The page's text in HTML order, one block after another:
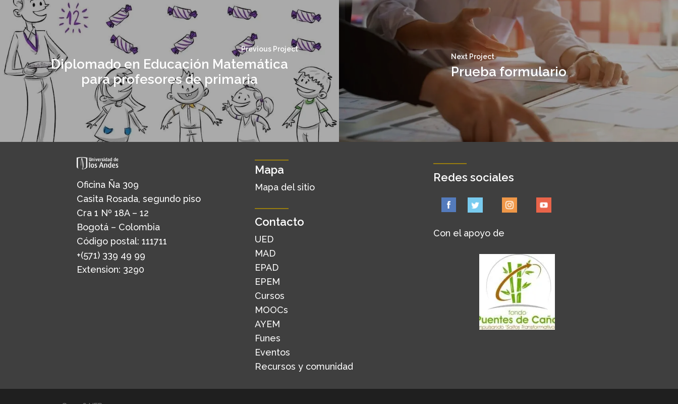
Previous Project
Diplomado en Educación Matemática
para profesores de primaria
Next Project
Prueba formulario
Oficina Ña 309
Casita Rosada, segundo piso
Cra 1 Nº 18A – 12
Bogotá – Colombia
Código postal: 111711
+(571) 339 49 99
Extension: 3290
Mapa
Mapa del sitio
Contacto
UED
MAD
EPAD
EPEM
Cursos
MOOCs
AYEM
Funes
Eventos
Recursos y comunidad
Redes sociales
Con el apoyo de